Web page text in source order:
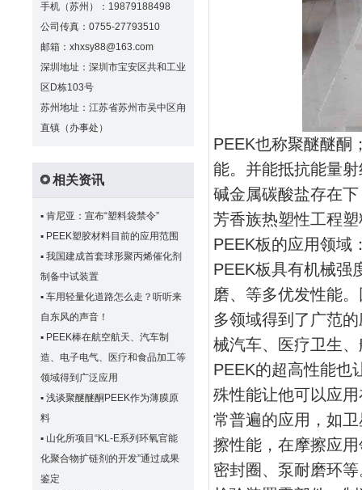
手机（苏州）：19879188498
公司传真：0755-27793510
邮箱：xhxsy88@163.com
深圳地址：深圳市宝安区共和工业
区D栋103号
苏州地址：江苏省苏州市吴中区甪
直镇（办事处）
相关资讯
▪ 肯尼亚：宣布“塑料袋禁令”
▪ PEEK塑胶材料目前的应用范围
▪ 我国建成首套球形聚丙烯催化剂
制备中试装置
▪ 车用轻量化道路怎么走？听听来
自东风的声音！
▪ PEEK棒在航空航天、汽车制
造、电子电气、医疗和食品加工等
领域得到广泛应用
▪ 浅谈聚醚醚酮PEEK作为薄膜原
料
▪ 山化所项目“KL-E系列环氧官能
化聚合物扩链剂的开发”通过成果
鉴定
PEEK也称聚醚醚酮
能。并能抵抗能量
碱金属碳酸盐存在
芳香族热塑性工程
PEEK板的应用领域
PEEK板具有机械强
磨、等多优发性能
多领域得到了广范
械汽车、医疗卫生
PEEK的超高性能也
殊性能让他可以应
常普遍的应用，如
擦性能，在摩擦应
密封圈、泵耐磨环